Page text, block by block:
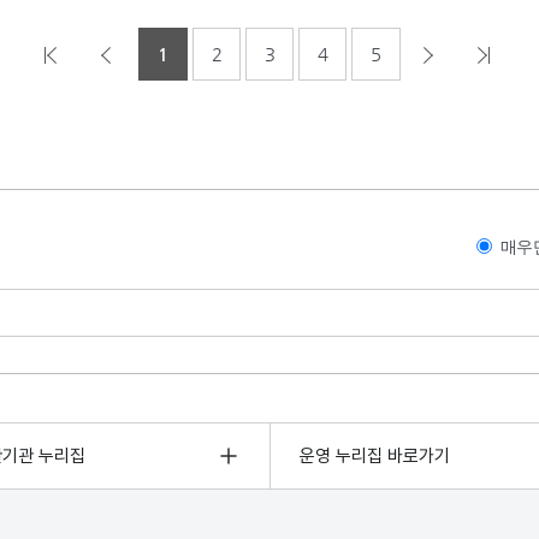
1 2 3 4 5
매우
관 누리집 운영 누리집 바로가기